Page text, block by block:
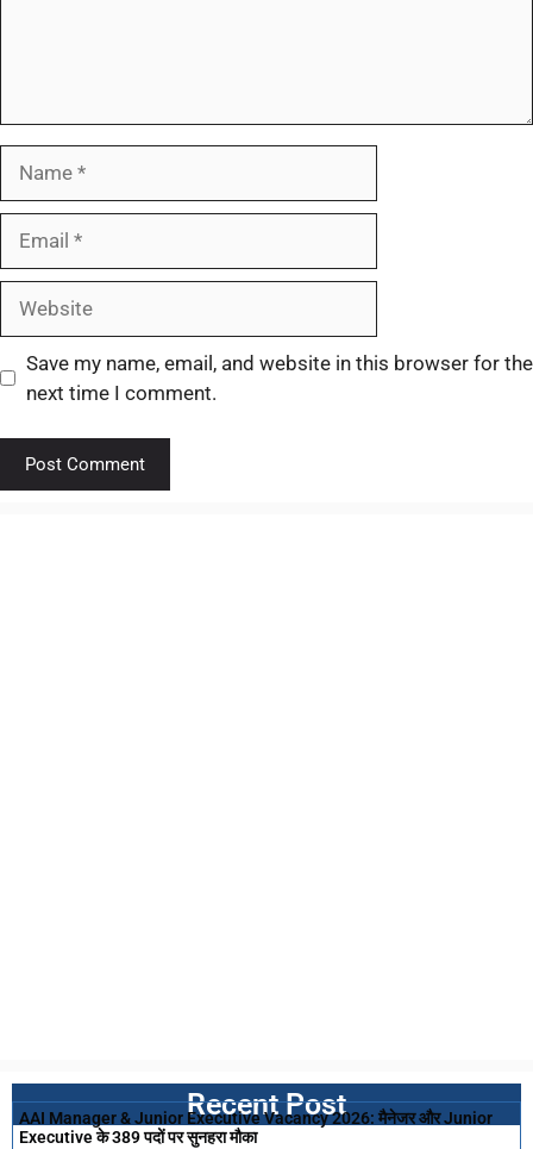
Save my name, email, and website in this browser for the
next time I comment.
Recent Post
AAI Manager & Junior Executive Vacancy 2026: मैनेजर और Junior
Executive के 389 पदों पर सुनहरा मौका